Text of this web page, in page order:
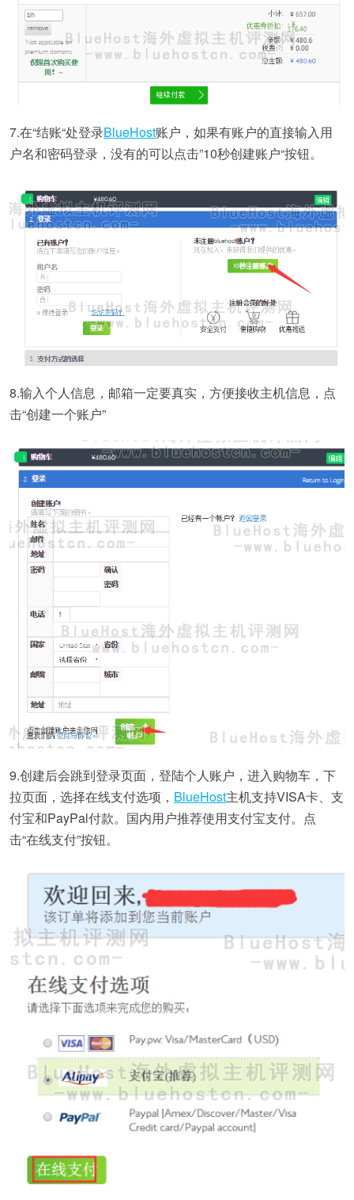
7.在“结账“处登录BlueHost账户，如果有账户的直接输入用
户名和密码登录，没有的可以点击”10秒创建账户“按钮。
8.输入个人信息，邮箱一定要真实，方便接收主机信息，点
击“创建一个账户”
9.创建后会跳到登录页面，登陆个人账户，进入购物车，下
拉页面，选择在线支付选项， BlueHost主机支持VISA卡、支
付宝和PayPal付款。国内用户推荐使用支付宝支付。点
击“在线支付”按钮。